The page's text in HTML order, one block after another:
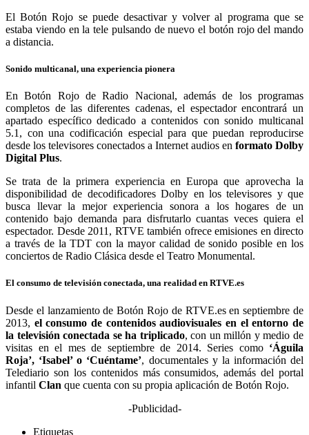
El Botón Rojo se puede desactivar y volver al programa que se
estaba viendo en la tele pulsando de nuevo el botón rojo del mando
a distancia.
Sonido multicanal, una experiencia pionera
En Botón Rojo de Radio Nacional, además de los programas
completos de las diferentes cadenas, el espectador encontrará un
apartado específico dedicado a contenidos con sonido multicanal
5.1, con una codificación especial para que puedan reproducirse
desde los televisores conectados a Internet audios en formato Dolby
Digital Plus.
Se trata de la primera experiencia en Europa que aprovecha la
disponibilidad de decodificadores Dolby en los televisores y que
busca llevar la mejor experiencia sonora a los hogares de un
contenido bajo demanda para disfrutarlo cuantas veces quiera el
espectador. Desde 2011, RTVE también ofrece emisiones en directo
a través de la TDT con la mayor calidad de sonido posible en los
conciertos de Radio Clásica desde el Teatro Monumental.
El consumo de televisión conectada, una realidad en RTVE.es
Desde el lanzamiento de Botón Rojo de RTVE.esen septiembre de
2013, el consumo de contenidos audiovisuales en el entorno de
la televisión conectada se ha triplicado, con un millón y medio de
visitas en el mes de septiembre de 2014. Series como‘Águila
Roja’, ‘Isabel’o ‘Cuéntame’, documentales y la información del
Telediario son los contenidos más consumidos, además del portal
infantil Clan que cuenta con su propia aplicación de Botón Rojo.
-Publicidad-
Etiquetas